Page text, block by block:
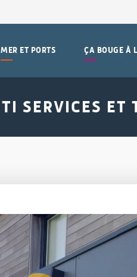
MER ET PORTS ÇA BOUGE À
TI SERVICES ET